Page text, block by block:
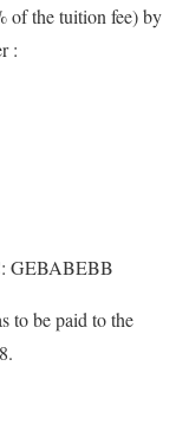
of the tuition fee) by
:
GEBABEBB
to be paid to the